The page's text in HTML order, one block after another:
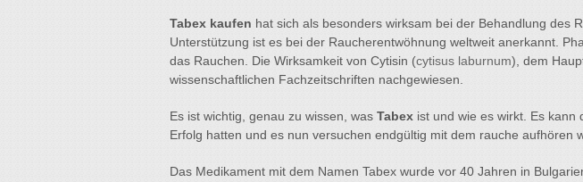
Tabex kaufen hat sich als besonders wirksam bei der Behandlung des
Unterstützung ist es bei der Raucherentwöhnung weltweit anerkannt.
das Rauchen. Die Wirksamkeit von Cytisin (cytisus laburnum), dem
wissenschaftlichen Fachzeitschriften nachgewiesen.
Es ist wichtig, genau zu wissen, was Tabex ist und wie es wirkt. Es
Erfolg hatten und es nun versuchen endgültig mit dem rauche aufhören
Das Medikament mit dem Namen Tabex wurde vor 40 Jahren in